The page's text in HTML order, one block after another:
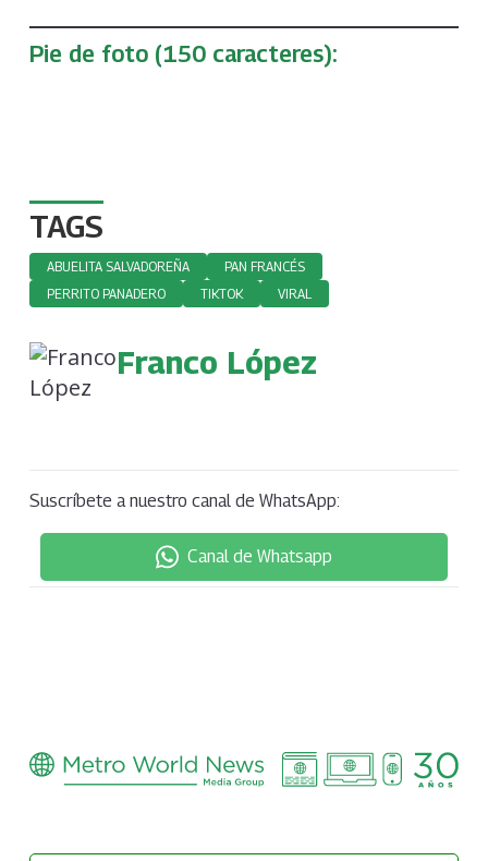
Pie de foto (150 caracteres):
TAGS
ABUELITA SALVADOREÑA
PAN FRANCÉS
PERRITO PANADERO
TIKTOK VIRAL
Franco López
Suscríbete a nuestro canal de WhatsApp:
Canal de Whatsapp